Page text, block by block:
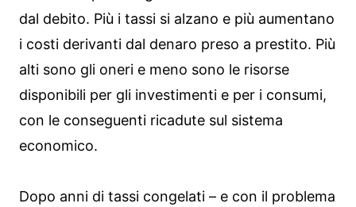
dal debito. Più i tassi si alzano e più aumentano
i costi derivanti dal denaro preso a prestito. Più
alti sono gli oneri e meno sono le risorse
disponibili per gli investimenti e per i consumi,
con le conseguenti ricadute sul sistema
economico.
Dopo anni di tassi congelati – e con il problema